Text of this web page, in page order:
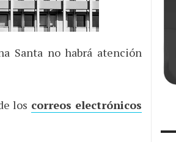
Santa no habrá atención
los correos electrónicos